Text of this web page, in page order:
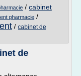
/ cabinet
pharmacie /
/ cabinet de
de